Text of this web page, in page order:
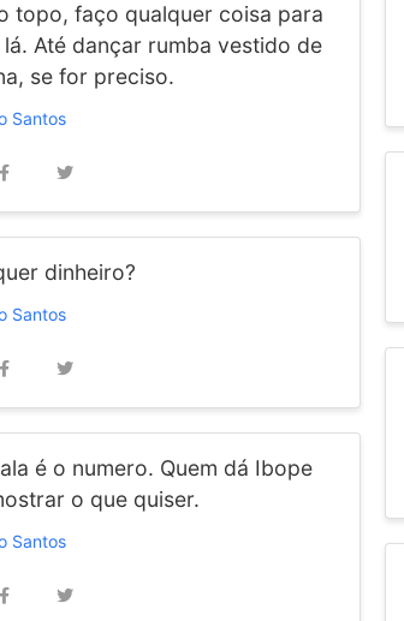
topo, faço qualquer coisa para
Até dançar rumba vestido de
se for preciso.
Santos
dinheiro?
Santos
é o numero. Quem dá Ibope
o que quiser.
Santos